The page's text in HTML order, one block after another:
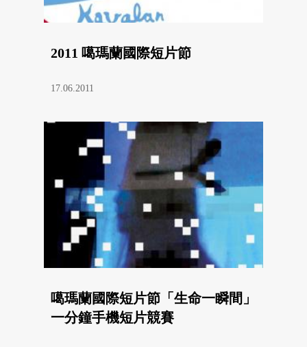
2011 噶瑪蘭國際短片節
17.06.2011
噶瑪蘭國際短片節「生命一瞬間」
一分鐘手機短片競賽